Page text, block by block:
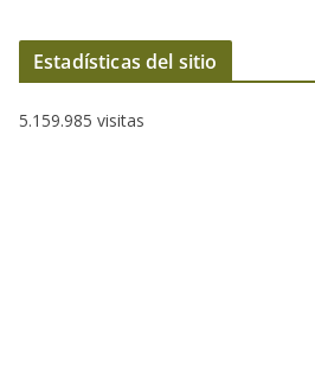
Estadísticas del sitio
5.159.985 visitas